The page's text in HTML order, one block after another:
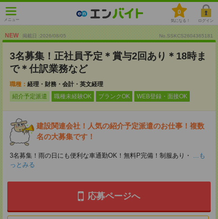
メニュー
0
気になる！ ログイン
NEW 掲載日 :2026/08/05 No.SSKCS2604365181
3名募集！正社員予定＊賞与2回あり＊18時ま
で＊仕訳業務など
職種： 経理・財務・会計・英文経理
紹介予定派遣
職種未経験OK ブランクOK WEB登録・面接OK
建設関連会社！人気の紹介予定派遣のお仕事！複数
名の大募集です！
3名募集！雨の日にも便利な車通勤OK！無料P完備！制服あり・
...も
っとみる
応募ページへ